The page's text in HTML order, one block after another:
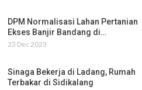
DPM Normalisasi Lahan Pertanian
Ekses Banjir Bandang di…
23 Dec 2023
Sinaga Bekerja di Ladang, Rumah
Terbakar di Sidikalang